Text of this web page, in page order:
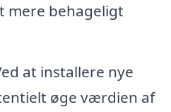
mere behageligt
at installere nye
øge værdien af